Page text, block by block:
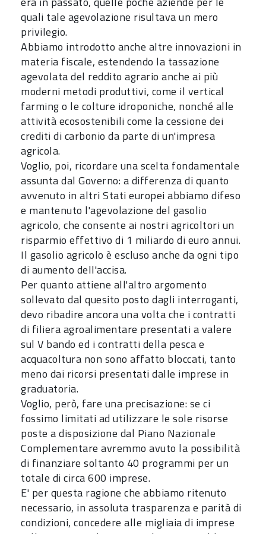
quali tale agevolazione risultava un mero
privilegio.
Abbiamo introdotto anche altre innovazioni in
materia fiscale, estendendo la tassazione
agevolata del reddito agrario anche ai più
moderni metodi produttivi, come il vertical
farming o le colture idroponiche, nonché alle
attività ecosostenibili come la cessione dei
crediti di carbonio da parte di un'impresa
agricola.
Voglio, poi, ricordare una scelta fondamentale
assunta dal Governo: a differenza di quanto
avvenuto in altri Stati europei abbiamo difeso
e mantenuto l'agevolazione del gasolio
agricolo, che consente ai nostri agricoltori un
risparmio effettivo di 1 miliardo di euro annui.
Il gasolio agricolo è escluso anche da ogni tipo
di aumento dell'accisa.
Per quanto attiene all'altro argomento
sollevato dal quesito posto dagli interroganti,
devo ribadire ancora una volta che i contratti
di filiera agroalimentare presentati a valere
sul V bando ed i contratti della pesca e
acquacoltura non sono affatto bloccati, tanto
meno dai ricorsi presentati dalle imprese in
graduatoria.
Voglio, però, fare una precisazione: se ci
fossimo limitati ad utilizzare le sole risorse
poste a disposizione dal Piano Nazionale
Complementare avremmo avuto la possibilità
di finanziare soltanto 40 programmi per un
totale di circa 600 imprese.
E' per questa ragione che abbiamo ritenuto
necessario, in assoluta trasparenza e parità di
condizioni, concedere alle migliaia di imprese